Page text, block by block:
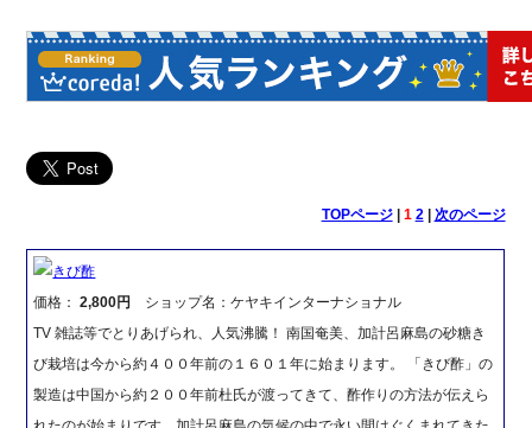
TOPページ| 1 2| 次のページ
きび酢
価格：2,800円
ショップ名：ケヤキインターナショナル
TV 雑誌等でとりあげられ、人気沸騰！ 南国奄美、加計呂麻島の砂糖き
び栽培は今から約４００年前の１６０１年に始まります。 「きび酢」の
製造は中国から約２００年前杜氏が渡ってきて、酢作りの方法が伝えら